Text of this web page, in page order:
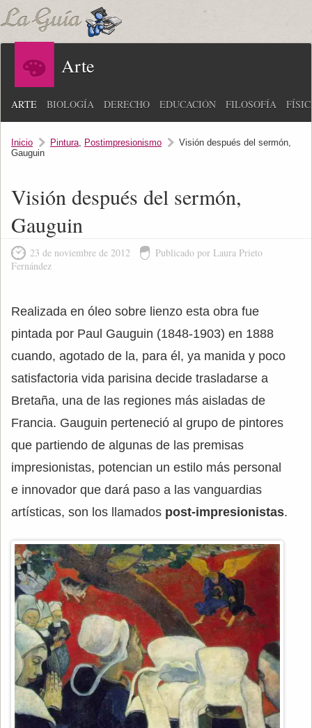
Arte
ARTE BIOLOGÍA DERECHO EDUCACIÓN FILOSOFÍA
Inicio Pintura, Postimpresionismo
Visión después del sermón,
Gauguin
Visión después del sermón,
Gauguin
23 de noviembre de 2012
Publicado por Laura Prieto
Fernández
Realizada en óleo sobre lienzo esta obra fue
pintada por Paul Gauguin (1848-1903) en 1888
cuando, agotado de la, para él, ya manida y poco
satisfactoria vida parisina decide trasladarse a
Bretaña, una de las regiones más aisladas de
Francia. Gauguin perteneció al grupo de pintores
que partiendo de algunas de las premisas
impresionistas, potencian un estilo más personal
e innovador que dará paso a las vanguardias
artísticas, son los llamados post-impresionistas.